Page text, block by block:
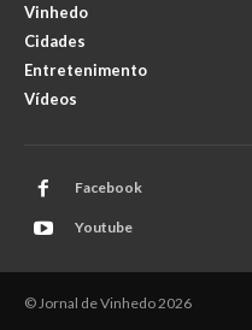
Vinhedo
Cidades
Entretenimento
Vídeos
Facebook
Youtube
© Jornal de Vinhedo 2026